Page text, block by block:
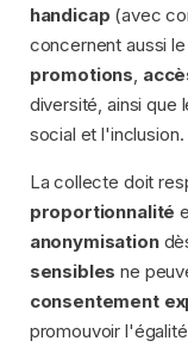
handicap (avec
concernent aussi le
promotions
diversité, ainsi que
social et l'inclusion.
La collecte doit
proportionnalité
anonymisation
sensibles ne
consentement
promouvoir